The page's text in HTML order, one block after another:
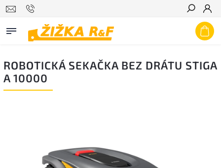
Hledat
ROBOTICKÁ SEKAČKA BEZ DRÁTU STIGA
A 10000